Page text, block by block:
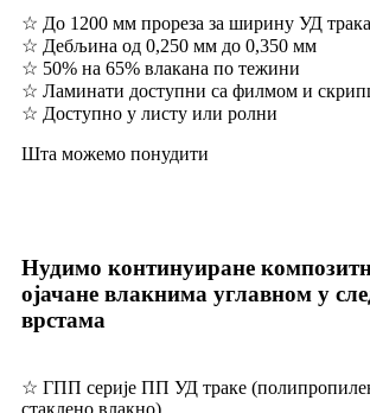
☆ До 1200 мм прореза за ширину УД
☆ Дебљина од 0,250 мм до 0,350 мм
☆ 50% на 65% влакана по тежини
☆ Ламинати доступни са филмом и
☆ Доступно у листу или ролни
Шта можемо понудити
Нудимо континуиране
ојачане влакнима углавном у
врстама
☆ ГПП серије ПП УД траке